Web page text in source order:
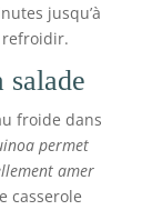
jusqu’à
refroidir.
froide dans
permet
amer
casserole